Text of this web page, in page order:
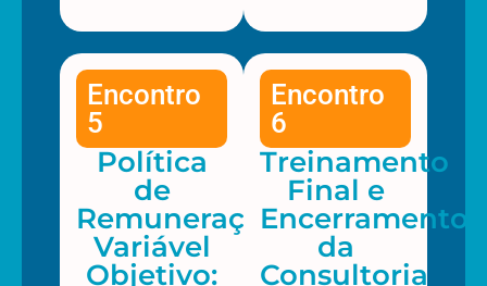
Encontro
5
Política
de
Remuneração
Variável
Objetivo:
Encontro
6
Treinamento
Final e
Encerramento
da
Consultoria